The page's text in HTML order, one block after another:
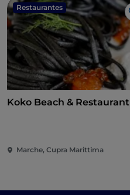
Restaurantes
Koko Beach & Restaurant
Marche, Cupra Marittima